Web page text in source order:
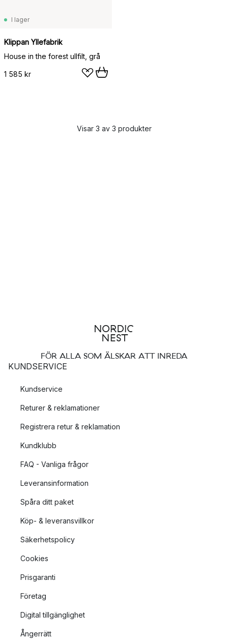
I lager
Klippan Yllefabrik
House in the forest ullfilt, grå
1 585 kr
Visar 3 av 3 produkter
FÖR ALLA SOM ÄLSKAR ATT INREDA
KUNDSERVICE
Kundservice
Returer & reklamationer
Registrera retur & reklamation
Kundklubb
FAQ - Vanliga frågor
Leveransinformation
Spåra ditt paket
Köp- & leveransvillkor
Säkerhetspolicy
Cookies
Prisgaranti
Företag
Digital tillgänglighet
Ångerrätt